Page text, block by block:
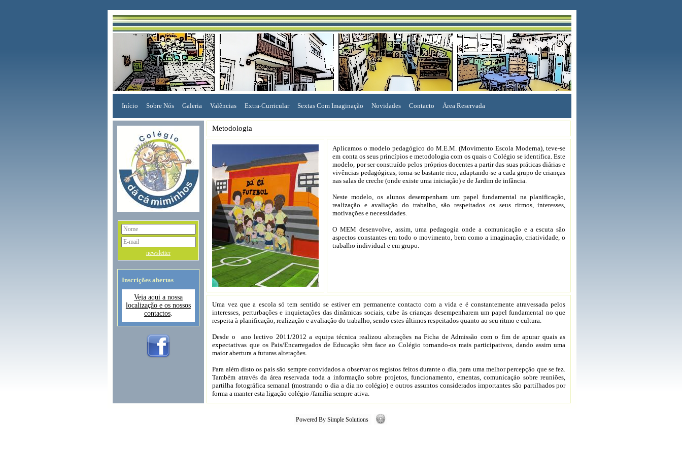
Início Sobre Nós Galeria Valências Extra-Curricular Sextas Com Imaginação Novidades Contacto Área Reservada
newsletter
Inscrições abertas
Veja aqui a nossa
localização e os nossos
contactos.
Metodologia
Aplicamos o modelo pedagógico do M.E.M. (Movimento Escola Moderna), teve-se
em conta os seus princípios e metodologia com os quais o Colégio se identifica. Este
modelo, por ser construído pelos próprios docentes a partir das suas práticas diárias e
vivências pedagógicas, torna-se bastante rico, adaptando-se a cada grupo de crianças
nas salas de creche (onde existe uma iniciação) e de Jardim de infância.
Neste modelo, os alunos desempenham um papel fundamental na planificação,
realização e avaliação do trabalho, são respeitados os seus ritmos, interesses,
motivações e necessidades.
O MEM desenvolve, assim, uma pedagogia onde a comunicação e a escuta são
aspectos constantes em todo o movimento, bem como a imaginação, criatividade, o
trabalho individual e em grupo.
Uma vez que a escola só tem sentido se estiver em permanente contacto com a vida e é constantemente atravessada pelos
interesses, perturbações e inquietações das dinâmicas sociais, cabe às crianças desempenharem um papel fundamental no que
respeita à planificação, realização e avaliação do trabalho, sendo estes últimos respeitados quanto ao seu ritmo e cultura.
Desde o ano lectivo 2011/2012 a equipa técnica realizou alterações na Ficha de Admissão com o fim de apurar quais as
expectativas que os Pais/Encarregados de Educação têm face ao Colégio tornando-os mais participativos, dando assim uma
maior abertura a futuras alterações.
Para além disto os pais são sempre convidados a observar os registos feitos durante o dia, para uma melhor percepção que se fez.
Também através da área reservada toda a informação sobre projetos, funcionamento, ementas, comunicaçáo sobre reuniões,
partilha fotográfica semanal (mostrando o dia a dia no colégio) e outros assuntos considerados importantes são partilhados por
forma a manter esta ligação colégio /família sempre ativa.
Powered By Simple Solutions